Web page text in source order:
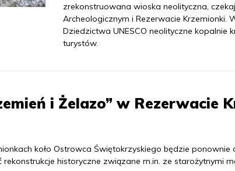
zrekonstruowana wioska neolityczna,
Archeologicznym i Rezerwacie Krzemionki.
Dziedzictwa UNESCO neolityczne kopalnie
turystów.
i Żelazo” w Rezerwacie
koło Ostrowca Świętokrzyskiego będzie
historyczne związane m.in. ze starożytnymi